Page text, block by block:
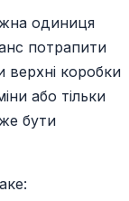
одиниця
потрапити
верхні коробки
або тільки
бути